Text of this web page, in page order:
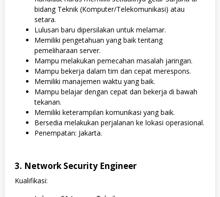
bidang Teknik (Komputer/Telekomunikasi) atau
setara.
Lulusan baru dipersilakan untuk melamar.
Memiliki pengetahuan yang baik tentang
pemeliharaan server.
Mampu melakukan pemecahan masalah jaringan.
Mampu bekerja dalam tim dan cepat merespons.
Memiliki manajemen waktu yang baik.
Mampu belajar dengan cepat dan bekerja di bawah
tekanan.
Memiliki keterampilan komunikasi yang baik.
Bersedia melakukan perjalanan ke lokasi operasional.
Penempatan: Jakarta.
3. Network Security Engineer
Kualifikasi: